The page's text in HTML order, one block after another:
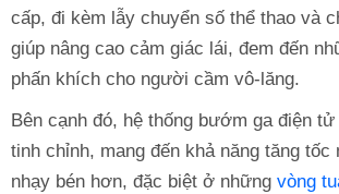
cấp, đi kèm lẫy chuyển số thể thao và
giúp nâng cao cảm giác lái, đem đến
phấn khích cho người cầm vô-lăng.
Bên cạnh đó, hệ thống bướm ga điện
tinh chỉnh, mang đến khả năng tăng
nhạy bén hơn, đặc biệt ở những vòng